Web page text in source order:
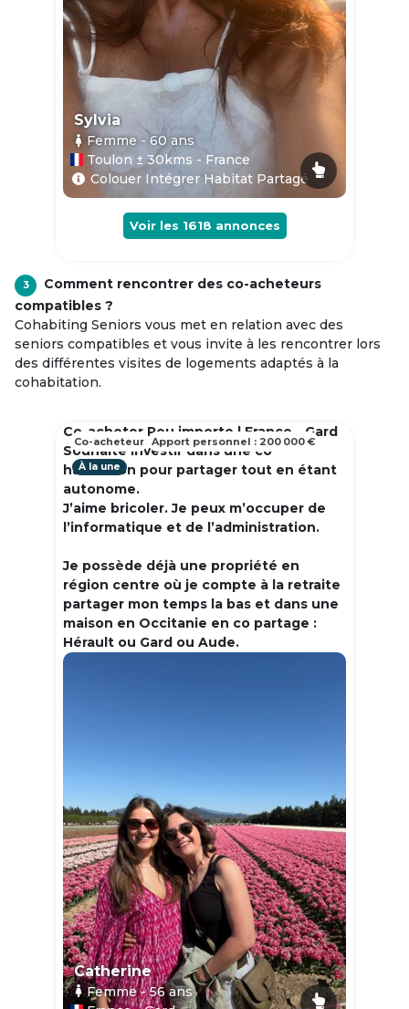
Sylvia
Femme - 60ans
Toulon ± 30kms - France
Colouer Intégrer Habitat Partagé
Voir les 1618 annonces
3
Comment rencontrer des co-acheteurs
compatibles ?
Cohabiting Seniors vous met en relation avec des
seniors compatibles et vous invite à les rencontrer lors
des différentes visites de logements adaptés à la
cohabitation.
Co-acheter Peu importe | France - Gard
Souhaite investir dans une co
habitation pour partager tout en étant
autonome.
J’aime bricoler. Je peux m’occuper de
l’informatique et de l’administration.
Je possède déjà une propriété en
région centre où je compte à la retraite
partager mon temps la bas et dans une
maison en Occitanie en co partage :
Hérault ou Gard ou Aude.
À la une
Catherine
Femme- 56ans
Co-acheteur Apport personnel : 200 000 €